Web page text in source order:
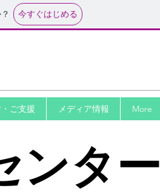
今すぐはじめる
ご支援 メディア情報 More
ンター